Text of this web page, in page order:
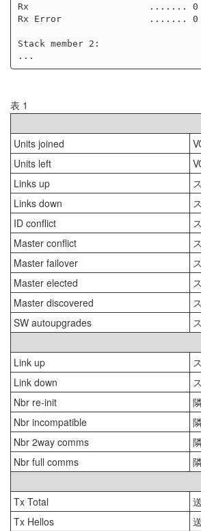
Rx                      ....... 0
Rx Error                ....... 0
Stack member 2:
表 1
Units joined
Units left
Links up
Links down
ID conflict
Master conflict
Master failover
Master elected
Master discovered
SW autoupgrades
Link up
Link down
Nbr re-init
Nbr incompatible
Nbr 2way comms
Nbr full comms
Tx Total
Tx Hellos